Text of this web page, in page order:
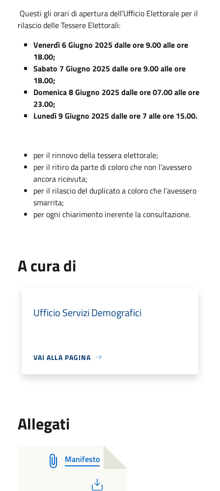
Questi gli orari di apertura dell’Ufficio Elettorale per il
rilascio delle Tessere Elettorali:
Venerdì 6 Giugno 2025 dalle ore 9.00 alle ore
18.00;
Sabato 7 Giugno 2025 dalle ore 9.00 alle ore
18.00;
Domenica 8 Giugno 2025 dalle ore 07.00 alle ore
23.00;
Lunedì 9 Giugno 2025 dalle ore 7 alle ore 15.00.
per il rinnovo della tessera elettorale;
per il ritiro da parte di coloro che non l’avessero
ancora ricevuta;
per il rilascio del duplicato a coloro che l'avessero
smarrita;
per ogni chiarimento inerente la consultazione.
A cura di
Ufficio Servizi Demografici
VAI ALLA PAGINA
Allegati
Manifesto